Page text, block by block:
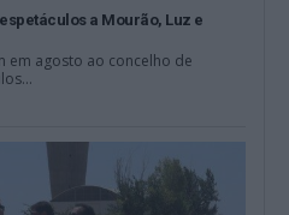
a Mourão, Luz e
em agosto ao concelho de